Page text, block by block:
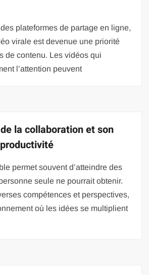
plateformes de partage en ligne,
virale est devenue une priorité
de contenu. Les vidéos qui
l’attention peuvent
la collaboration et son
permet souvent d’atteindre des
seule ne pourrait obtenir.
compétences et perspectives,
où les idées se multiplient